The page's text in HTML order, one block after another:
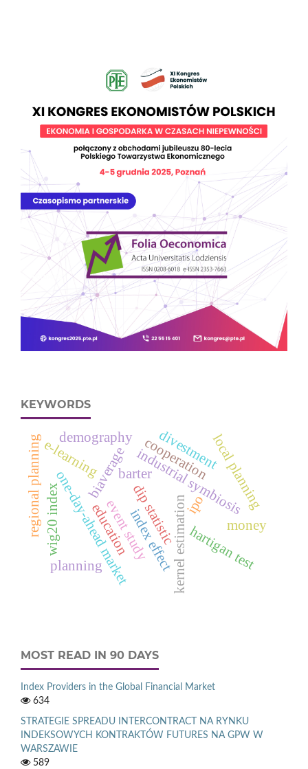
KEYWORDS
kernel estimationhartigan test
dip statistic
biaverage
one-day-ahead marketindustrial symbiosis
cooperation
index effect
event study
wig20 index money
barter
planning
local planning
regional planning education
e‑learning divestment
ipo
demography
MOST READ IN 90 DAYS
Index Providers in the Global Financial Market
634
STRATEGIE SPREADU INTERCONTRACT NA RYNKU
INDEKSOWYCH KONTRAKTÓW FUTURES NA GPW W
WARSZAWIE
589